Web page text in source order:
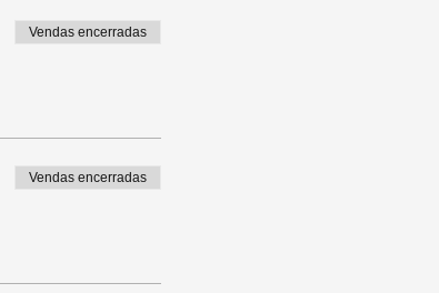
Vendas encerradas
Vendas encerradas